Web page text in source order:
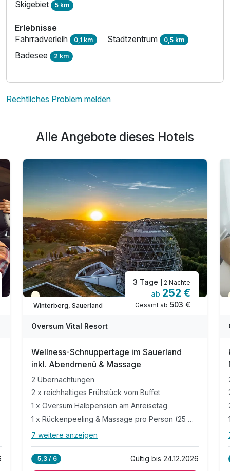
Skigebiet 5 km
Erlebnisse
Fahrradverleih 0,1 km Stadtzentrum 0,5 km
Badesee 2 km
Rechtliches Problem melden
Alle Angebote dieses Hotels
Teilweise ausgelastet
Winterberg, Sauerland
3 Tage | 2 Nächte
ab 252 €
Gesamt ab 503 €
Oversum Vital Resort
Wellness-Schnuppertage im Sauerland
inkl. Abendmenü & Massage
2 Übernachtungen
2 x reichhaltiges Frühstück vom Buffet
1 x Oversum Halbpension am Anreisetag
1 x Rückenpeeling & Massage pro Person (25 Min.)
Alle Inklusivleistungen
7 weitere anzeigen
5,3 / 6 Gültig bis 24.12.2026